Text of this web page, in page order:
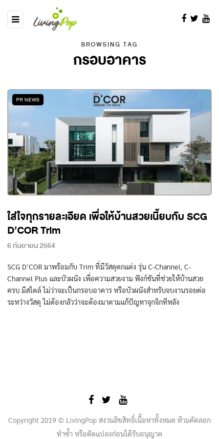
BROWSING TAG
กรอบอาคาร
PR NEWS
ใส่ใจทุกรายละเอียด เพื่อให้บ้านสวยเนี้ยบกับ SCG
D’COR Trim
6 กันยายน 2564
SCG D’COR มาพร้อมกับ Trim ที่มีวัสดุตกแต่ง รุ่น C-Channel, C-
Channel Plus และบัวผนัง เพื่อความสวยงาม ฟังก์ชันที่ช่วยให้บ้านสวย
ครบ มีสไตล์ ไม่ว่าจะเป็นกรอบอาคาร หรือบัวผนังสำหรับจบงานรอยต่อ
ระหว่างวัสดุ ไม่ต้องกลัวว่าจะต้องมาตามแก้ปัญหาจุกจิกทีหลัง
Copyright 2019 © LivingPop สงวนลิขสิทธิ์เนื้อหาทั้งหมด ห้ามคัดลอก
ทำซ้ำ หรือดัดแปลงก่อนได้รับอนุญาต